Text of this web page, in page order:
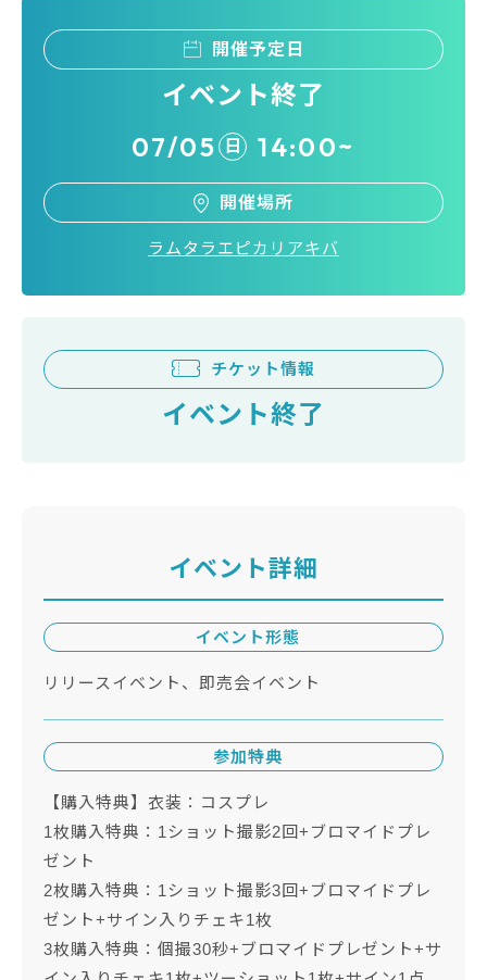
開催予定日
イベント終了
07/05 日 14:00~
開催場所
ラムタラエピカリアキバ
チケット情報
イベント終了
イベント詳細
イベント形態
リリースイベント、即売会イベント
参加特典
【購入特典】衣装：コスプレ
1枚購入特典：1ショット撮影2回+ブロマイドプレ
ゼント
2枚購入特典：1ショット撮影3回+ブロマイドプレ
ゼント+サイン入りチェキ1枚
3枚購入特典：個撮30秒+ブロマイドプレゼント+サ